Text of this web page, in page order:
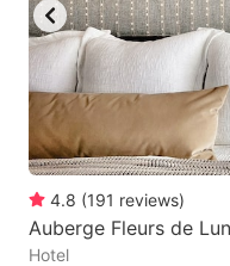
changing
dates.
4.8 (191 reviews)
Auberge Fleurs de
Hotel